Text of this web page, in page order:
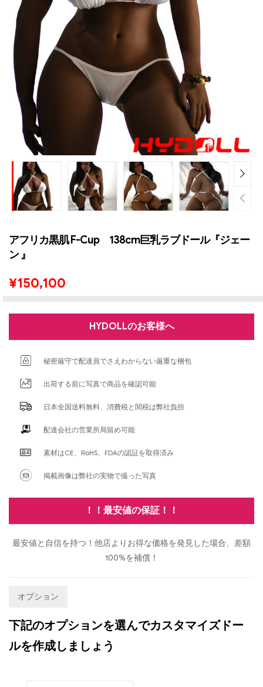
アフリカ黒肌 F-Cup 138cm巨乳ラブドール『ジェー
ン 』
¥150,100
HYDOLLのお客様へ
秘密厳守で配達員でさえわからない厳重な梱包
出荷する前に写真で商品を確認可能
日本全国送料無料、消費税と関税は弊社負担
配達会社の営業所局留め可能
素材はCE、RoHS、FDAの認証を取得済み
掲載画像は弊社の実物で撮った写真
！！最安値の保証！！
最安値と自信を持つ！他店よりお得な価格を発見した場合、差額
100%を補償！
オプション
下記のオプションを選んでカスタマイズドー
ルを作成しましょう